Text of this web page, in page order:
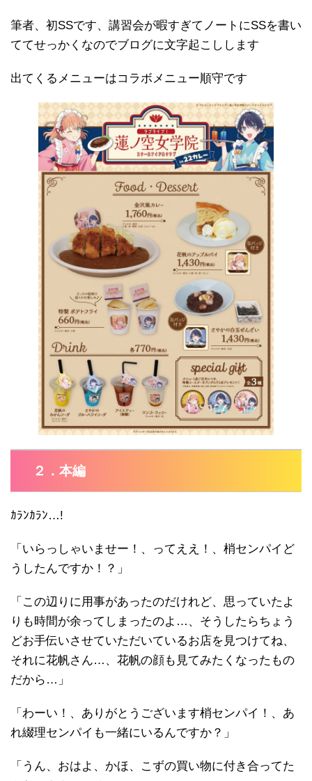
筆者、初SSです、講習会が暇すぎてノートにSSを書い
ててせっかくなのでブログに文字起こしします
出てくるメニューはコラボメニュー順守です
２．本編
ｶﾗﾝｶﾗﾝ…!
「いらっしゃいませー！、ってええ！、梢センパイど
うしたんですか！？」
「この辺りに用事があったのだけれど、思っていたよ
りも時間が余ってしまったのよ…、そうしたらちょう
どお手伝いさせていただいているお店を見つけてね、
それに花帆さん…、花帆の顔も見てみたくなったもの
だから…」
「わーい！、ありがとうございます梢センパイ！、あ
れ綴理センパイも一緒にいるんですか？」
「うん、おはよ、かほ、こずの買い物に付き合ってた